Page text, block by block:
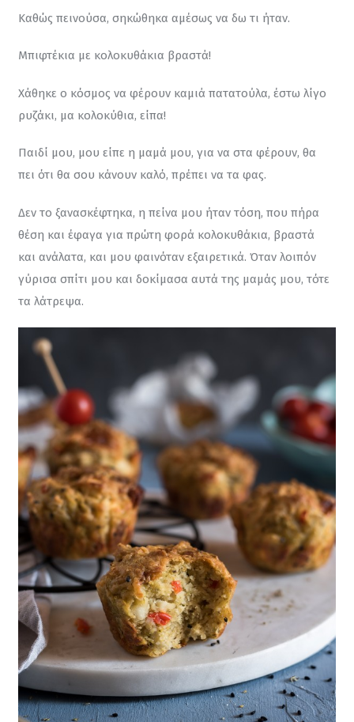
Καθώς πεινούσα, σηκώθηκα αμέσως να δω τι ήταν.
Μπιφτέκια με κολοκυθάκια βραστά!
Χάθηκε ο κόσμος να φέρουν καμιά πατατούλα, έστω λίγο
ρυζάκι, μα κολοκύθια, είπα!
Παιδί μου, μου είπε η μαμά μου, για να στα φέρουν, θα
πει ότι θα σου κάνουν καλό, πρέπει να τα φας.
Δεν το ξανασκέφτηκα, η πείνα μου ήταν τόση, που πήρα
θέση και έφαγα για πρώτη φορά κολοκυθάκια, βραστά
και ανάλατα, και μου φαινόταν εξαιρετικά. Όταν λοιπόν
γύρισα σπίτι μου και δοκίμασα αυτά της μαμάς μου, τότε
τα λάτρεψα.